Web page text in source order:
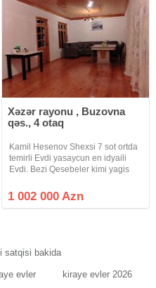
Xəzər rayonu , Buzovna
qəs., 4 otaq
Kamil Hesenov Shexsi 7 sot ortda
temirli Evdi yasaycun en idyaili
Evdi. Bezi Qesebeler kimi yagis
havasi ekincun yasayiscun en
elverilsli yerdi bilen bilir Deqiq
1 002 000 Azn
satqisi bakida
evler kiraye evler 2026